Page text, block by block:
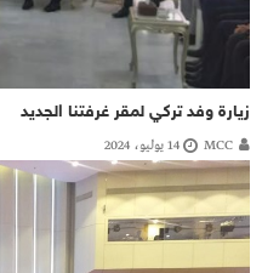
زيارة وفد تركي لمقر غرفتنا الجديد
MCC 14 يوليو، 2024